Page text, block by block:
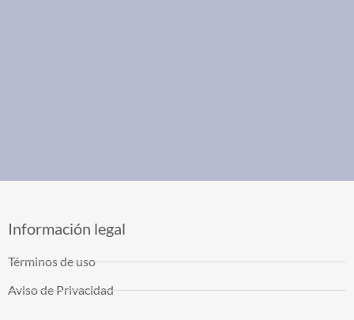
Información legal
Términos de uso
Aviso de Privacidad